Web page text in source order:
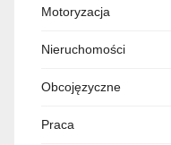
Motoryzacja
Nieruchomości
Obcojęzyczne
Praca